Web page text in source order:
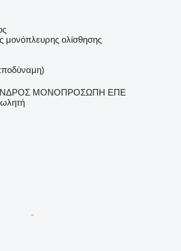
ολίσθησης
ΜΟΝΟΠΡΟΣΩΠΗ ΕΠΕ